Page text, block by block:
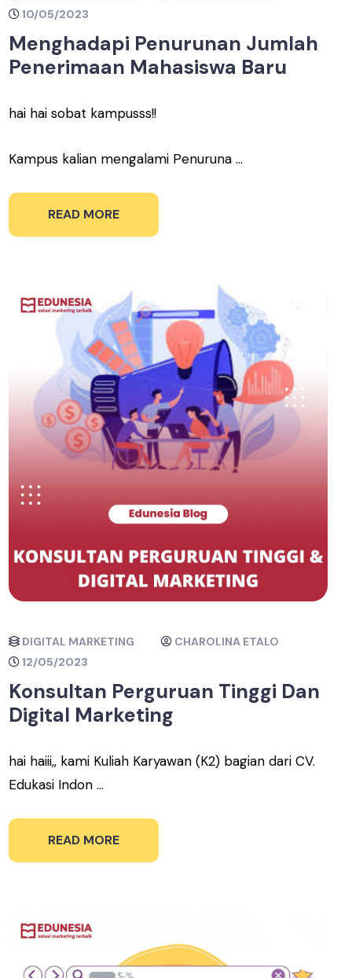
10/05/2023
Menghadapi Penurunan Jumlah
Penerimaan Mahasiswa Baru
hai hai sobat kampusss!!
Kampus kalian mengalami Penuruna ...
READ MORE
DIGITAL MARKETING
CHAROLINA ETALO
12/05/2023
Konsultan Perguruan Tinggi Dan
Digital Marketing
hai haiii,, kami Kuliah Karyawan (K2) bagian dari CV.
Edukasi Indon ...
READ MORE